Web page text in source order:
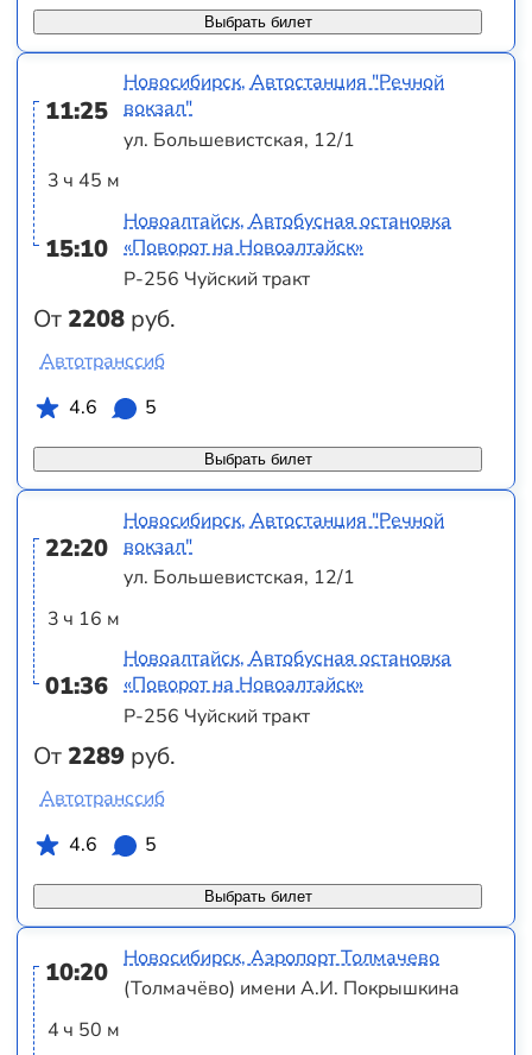
Выбрать билет
11:25
3 ч 45 м
15:10
От2208 руб.
Новосибирск, Автостанция "Речной
вокзал"
ул. Большевистская, 12/1
Новоалтайск, Автобусная остановка
«Поворот на Новоалтайск»
Р-256 Чуйский тракт
Выбрать билет
Автотранссиб
4.6
5
22:20
3 ч 16 м
01:36
От2289 руб.
Новосибирск, Автостанция "Речной
вокзал"
ул. Большевистская, 12/1
Новоалтайск, Автобусная остановка
«Поворот на Новоалтайск»
Р-256 Чуйский тракт
Выбрать билет
Автотранссиб
4.6
5
10:20
4 ч 50 м
Новосибирск, Аэропорт Толмачево
(Толмачёво) имени А.И. Покрышкина